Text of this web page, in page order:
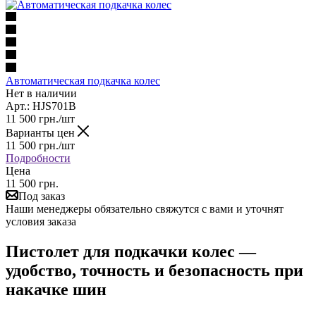
Автоматическая подкачка колес
Нет в наличии
Арт.: HJS701B
11 500 грн./шт
Варианты цен
11 500 грн./шт
Подробности
Цена
11 500 грн.
Под заказ
Наши менеджеры обязательно свяжутся с вами и уточнят
условия заказа
Пистолет для подкачки колес —
удобство, точность и безопасность при
накачке шин